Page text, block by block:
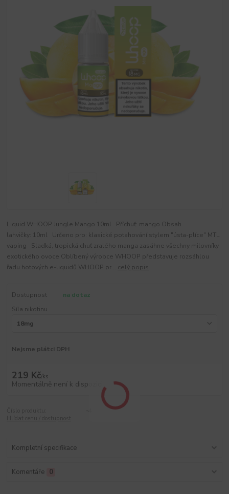
Liquid WHOOP Jungle Mango 10ml Příchuť: mango Obsah
lahvičky: 10ml Určeno pro: klasické potahování stylem "ústa-plíce" MTL
vaping Sladká, tropická chuť zralého manga zasáhne všechny milovníky
exotického ovoce Oblíbený výrobce WHOOP představuje rozsáhlou
řadu hotových e-liquidů WHOOP pr... celý popis
Dostupnost
na dotaz
Síla nikotinu
Nejsme plátci DPH
219 Kč/ks
Momentálně není k dispozici
Kompletní specifikace
Komentáře 0